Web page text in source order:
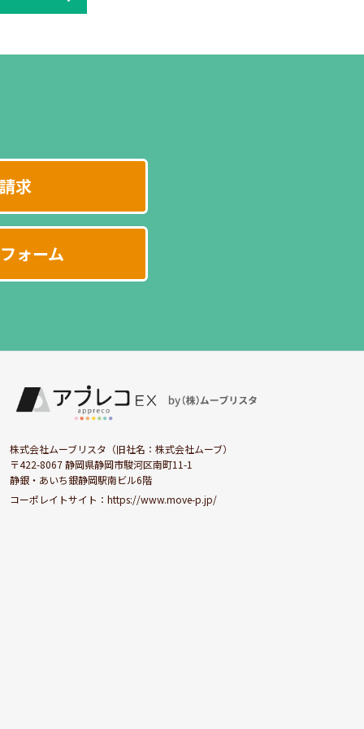
求
ォーム
株式会社ムーブリスタ（旧社名：株式会社ムーブ）
〒422-8067 静岡県静岡市駿河区南町11-1
静銀・あいち銀静岡駅南ビル6階
コーポレイトサイト：https://www.move-p.jp/